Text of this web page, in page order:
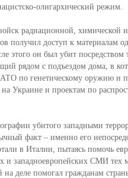
олигархический режим.
радиационной,
получил доступ к материалам
этого он был убит посредством
рядом с подъездом дома, в
по генетическому оружию и
Украине и проектам по
убитого западными
факт – именно его
в Италии, пытаясь помочь
и западноевропейских СМИ тех
на деле помогал гражданам